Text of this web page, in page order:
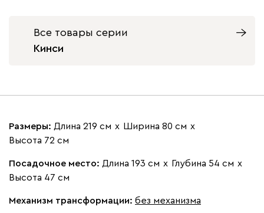
Кларинс 8
Все товары серии
Кинси
Размеры: Длина 219 см х Ширина 80 см х
Высота 72 см
Посадочное место: Длина 193 см х Глубина 54 см х
Высота 47 см
Механизм трансформации: без механизма